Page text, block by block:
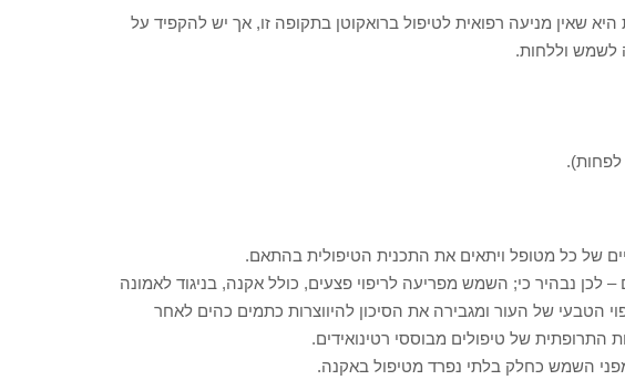
שאין מניעה רפואית לטיפול ברואקוטן בתקופה זו, אך יש להקפיד על
לשמש וללחות.
של כל מטופל ויתאים את התכנית הטיפולית בהתאם.
לכן נבהיר כי; השמש מפריעה לריפוי פצעים, כולל אקנה, בניגוד לאמונה
של העור ומגבירה את הסיכון להיווצרות כתמים כהים לאחר
התרופתית של טיפולים מבוססי רטינואידים.
השמש כחלק בלתי נפרד מטיפול באקנה.